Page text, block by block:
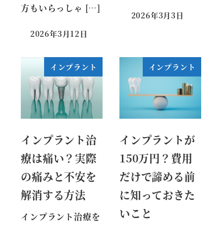
方もいらっしゃ […]
2026年3月12日
2026年3月3日
インプラント
インプラント治
療は痛い？実際
の痛みと不安を
解消する方法
インプラント治療を
インプラント
インプラントが
150万円？費用
だけで諦める前
に知っておきた
いこと